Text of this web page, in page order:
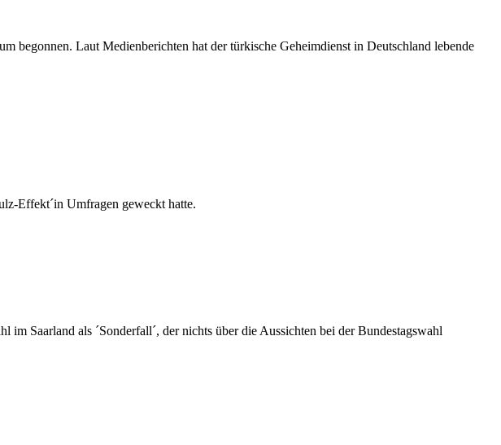
begonnen. Laut Medienberichten hat der türkische Geheimdienst in Deutschland lebende
Effekt´in Umfragen geweckt hatte.
Saarland als ´Sonderfall´, der nichts über die Aussichten bei der Bundestagswahl